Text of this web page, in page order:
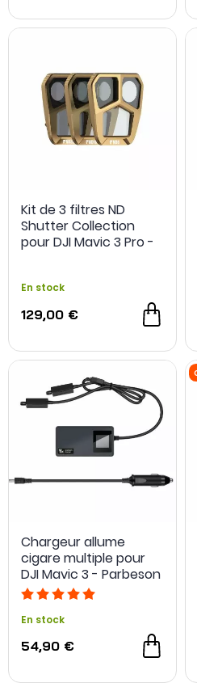
Kit de 3 filtres ND
Shutter Collection
pour DJI Mavic 3 Pro -
En stock
129,00 €
Chargeur allume
cigare multiple pour
DJI Mavic 3 - Parbeson
En stock
54,90 €